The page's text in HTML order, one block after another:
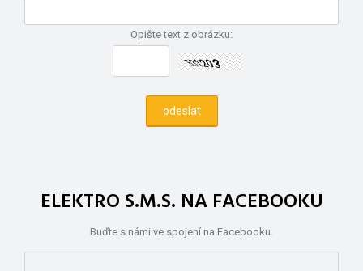
Opište text z obrázku:
ELEKTRO S.M.S. NA FACEBOOKU
Buďte s námi ve spojení na Facebooku.